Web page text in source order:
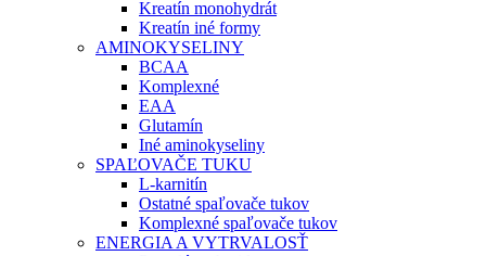
Kreatín monohydrát
Kreatín iné formy
AMINOKYSELINY
BCAA
Komplexné
EAA
Glutamín
Iné aminokyseliny
SPAĽOVAČE TUKU
L-karnitín
Ostatné spaľovače tukov
Komplexné spaľovače tukov
ENERGIA A VYTRVALOSŤ